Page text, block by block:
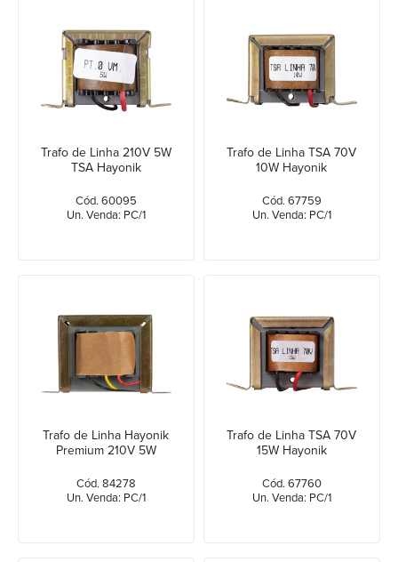
Trafo de Linha 210V 5W
TSA Hayonik
Cód. 60095
Un. Venda: PC/1
Trafo de Linha TSA 70V
10W Hayonik
Cód. 67759
Un. Venda: PC/1
Trafo de Linha Hayonik
Premium 210V 5W
Cód. 84278
Un. Venda: PC/1
Trafo de Linha TSA 70V
15W Hayonik
Cód. 67760
Un. Venda: PC/1